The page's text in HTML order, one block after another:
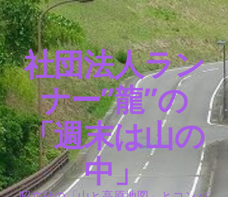
社団法人ラン
ナー”龍”の
「週末は山の
中」